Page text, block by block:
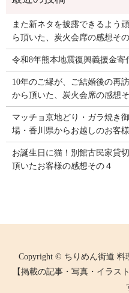
また新ネタを披露できるよう
ら頂いた、炭火会席の感想そ
令和8年熊本地震復興義援金
10年のご縁が、ご結婚後の再
から頂いた、炭火会席の感想
マッチョ京地どり・ガラ焼き
場・香川県からお越しのお客
お誕生日に猫！別館古民家貸
頂いたお客様の感想その４
Copyright © ちりめん街道 料
【掲載の記事・写真・イラス